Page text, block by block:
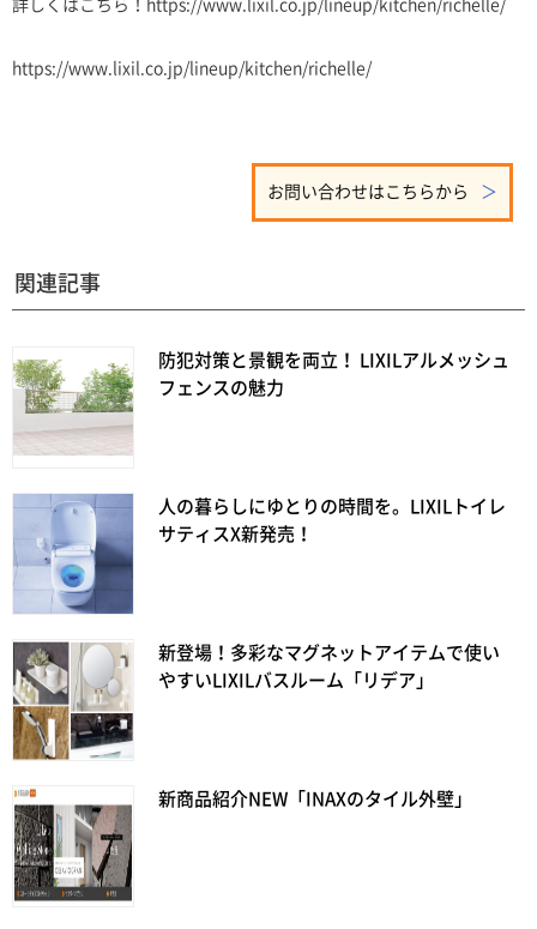
詳しくはこちら！https://www.lixil.co.jp/lineup/kitchen/richelle/
https://www.lixil.co.jp/lineup/kitchen/richelle/
お問い合わせはこちらから
関連記事
防犯対策と景観を両立！ LIXILアルメッシュ
フェンスの魅力
人の暮らしにゆとりの時間を。LIXILトイレ
サティスX新発売！
新登場！多彩なマグネットアイテムで使い
やすいLIXILバスルーム「リデア」
新商品紹介NEW「INAXのタイル外壁」